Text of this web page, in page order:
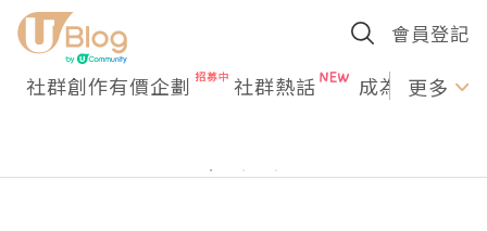
會員登記
社群創作有價企劃 社群熱話 成為U更多